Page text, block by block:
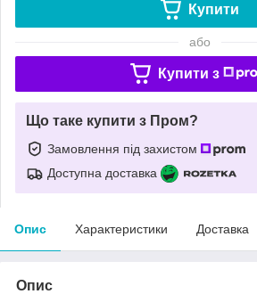
Купити
або
Купити з
Що таке купити з Пром?
Замовлення під захистом
Доступна доставка
Опис Характеристики Доставка
Опис